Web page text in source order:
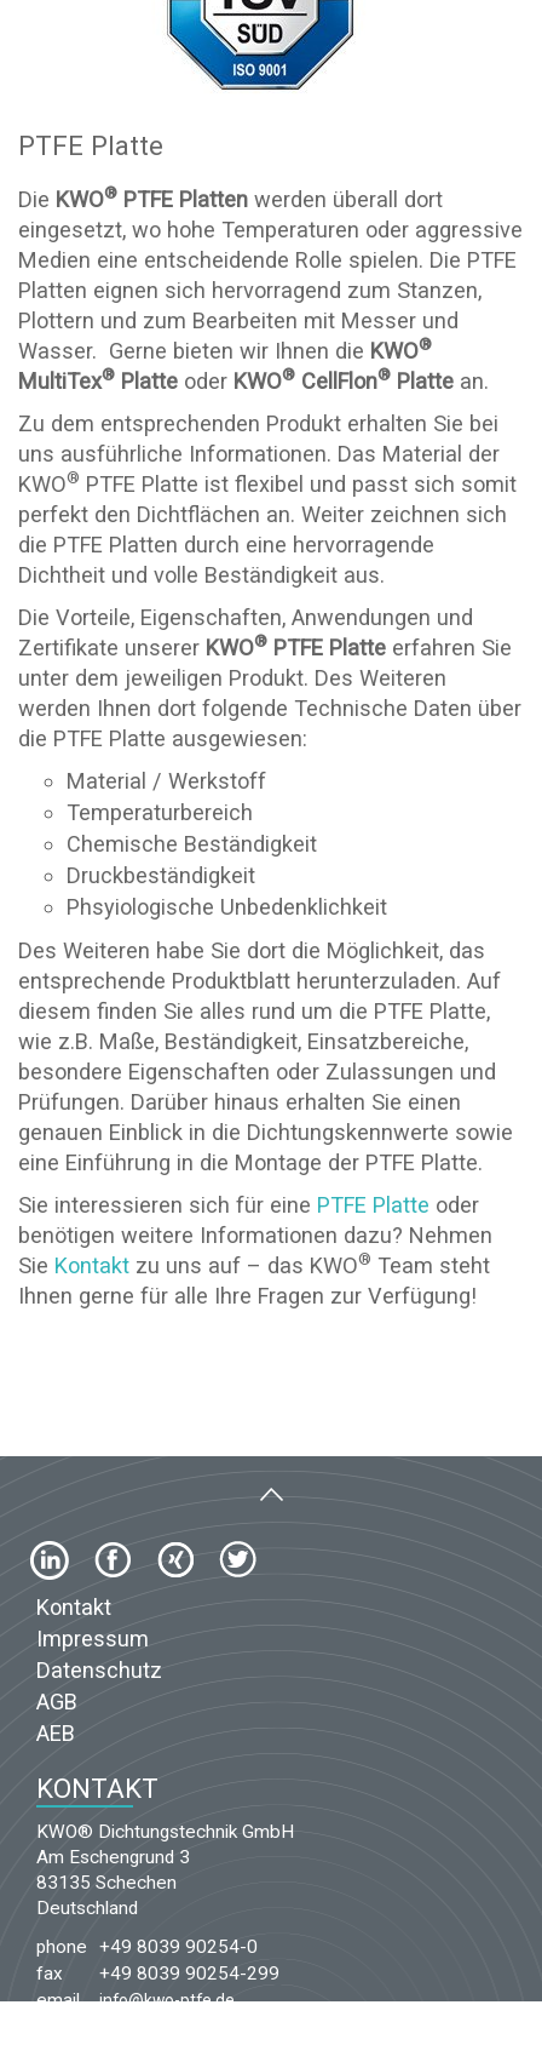
PTFE Platte
Die KWO® PTFE Platten werden überall dort
eingesetzt, wo hohe Temperaturen oder aggressive
Medien eine entscheidende Rolle spielen. Die PTFE
Platten eignen sich hervorragend zum Stanzen,
Plottern und zum Bearbeiten mit Messer und
Wasser. Gerne bieten wir Ihnen die KWO®
MultiTex® Platte oder KWO® CellFlon® Platte an.
Zu dem entsprechenden Produkt erhalten Sie bei
uns ausführliche Informationen. Das Material der
KWO® PTFE Platte ist flexibel und passt sich somit
perfekt den Dichtflächen an. Weiter zeichnen sich
die PTFE Platten durch eine hervorragende
Dichtheit und volle Beständigkeit aus.
Die Vorteile, Eigenschaften, Anwendungen und
Zertifikate unserer KWO® PTFE Platte erfahren Sie
unter dem jeweiligen Produkt. Des Weiteren
werden Ihnen dort folgende Technische Daten über
die PTFE Platte ausgewiesen:
Material / Werkstoff
Temperaturbereich
Chemische Beständigkeit
Druckbeständigkeit
Phsyiologische Unbedenklichkeit
Des Weiteren habe Sie dort die Möglichkeit, das
entsprechende Produktblatt herunterzuladen. Auf
diesem finden Sie alles rund um die PTFE Platte,
wie z.B. Maße, Beständigkeit, Einsatzbereiche,
besondere Eigenschaften oder Zulassungen und
Prüfungen. Darüber hinaus erhalten Sie einen
genauen Einblick in die Dichtungskennwerte sowie
eine Einführung in die Montage der PTFE Platte.
Sie interessieren sich für eine PTFE Platte oder
benötigen weitere Informationen dazu? Nehmen
Sie Kontakt zu uns auf – das KWO® Team steht
Ihnen gerne für alle Ihre Fragen zur Verfügung!
Kontakt
Impressum
Datenschutz
AGB
AEB
KONTAKT
KWO® Dichtungstechnik GmbH
Am Eschengrund 3
83135 Schechen
Deutschland
phone
+49 8039 90254-0
fax
+49 8039 90254-299
email
info@kwo-ptfe.de